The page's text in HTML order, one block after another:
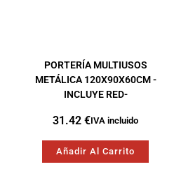
PORTERÍA MULTIUSOS
METÁLICA 120X90X60CM -
INCLUYE RED-
31.42 €IVA incluido
Añadir Al Carrito